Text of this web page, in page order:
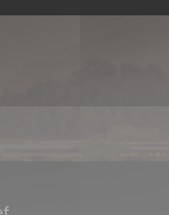
((ouvre une nouvelle